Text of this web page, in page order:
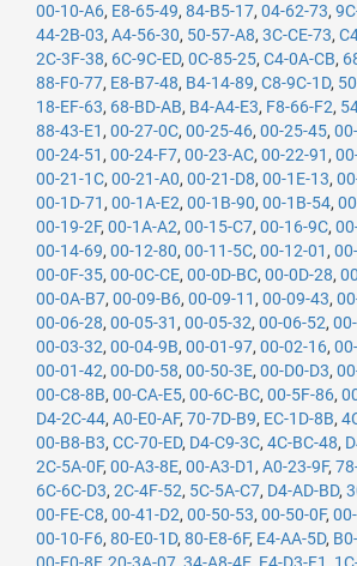
00-10-A6, E8-65-49, 84-B5-17, 04-62-73,
44-2B-03, A4-56-30, 50-57-A8, 3C-CE-73,
2C-3F-38, 6C-9C-ED, 0C-85-25, C4-0A-CB,
88-F0-77, E8-B7-48, B4-14-89, C8-9C-1D,
18-EF-63, 68-BD-AB, B4-A4-E3, F8-66-F2,
88-43-E1 , 00-27-0C, 00-25-46, 00-25-45,
00-24-51 , 00-24-F7, 00-23-AC, 00-22-91 ,
00-21-1C, 00-21-A0, 00-21-D8, 00-1E-13,
00-1D-71 , 00-1A-E2, 00-1B-90, 00-1B-54,
00-19-2F, 00-1A-A2, 00-15-C7, 00-16-9C,
00-14-69, 00-12-80, 00-11-5C, 00-12-01 ,
00-0F-35, 00-0C-CE, 00-0D-BC, 00-0D-28,
00-0A-B7, 00-09-B6, 00-09-11 , 00-09-43,
00-06-28, 00-05-31 , 00-05-32, 00-06-52,
00-03-32, 00-04-9B, 00-01-97, 00-02-16,
00-01-42, 00-D0-58, 00-50-3E, 00-D0-D3,
00-C8-8B, 00-CA-E5, 00-6C-BC, 00-5F-86,
D4-2C-44, A0-E0-AF, 70-7D-B9, EC-1D-8B,
00-B8-B3, CC-70-ED, D4-C9-3C, 4C-BC-48,
2C-5A-0F, 00-A3-8E, 00-A3-D1 , A0-23-9F,
6C-6C-D3, 2C-4F-52, 5C-5A-C7, D4-AD-BD,
00-FE-C8, 00-41-D2, 00-50-53, 00-50-0F,
00-10-F6, 80-E0-1D, 80-E8-6F, E4-AA-5D,